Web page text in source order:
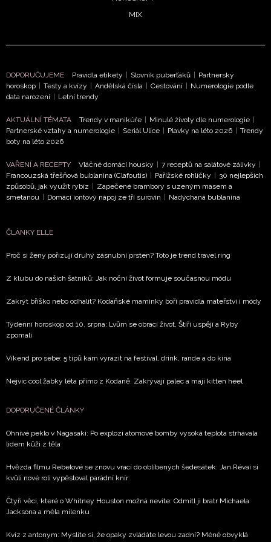
MIX
DOPORUČUJEME Pravidla etikety | Slovník puberťáků | Partnerský
horoskop | Testy a kvízy | Andělská čísla | Cestování | Numerologie podle
data narození | Letní trendy
AKTUÁLNÍ TÉMATA Trendy v manikúře | Minulé životy dle numerologie |
Partnerské vztahy a numerologie | Seriál Ulice | Plavky na léto 2026 | Trendy
boty na léto 2026
VAŘENÍ A RECEPTY Vláčné domácí housky | 7 receptů na salátové zálivky |
Francouzská třešňová bublanina (Clafoutis) | Pařížské rohlíčky | 30 nejlepších
způsobů, jak využít rybíz | Zapečené brambory s uzeným masem a
smetanou | Domácí iontový nápoj ze tří surovin | Nadýchaná bublanina
ČLÁNKY ELLE
Proč si ženy pořizují druhý zásnubní prsten? Toto je trend travel ring
Z klubu do našich šatníků: Jak noční život formuje současnou módu
Zakrýt bříško nebo odhalit? Kodaňské maminky boří pravidla mateřství i módy
Týdenní horoskop od 10. srpna: Lvům se obrací život, Štíři uspějí a Ryby
zpomalí
Víkend pro sebe: 5 tipů kam vyrazit na festival, drink, rande a do kina
Nejvíc cool žabky léta přímo z Kodaně. Zakrývají palec a mají kitten heel
DOPORUČENÉ ČLÁNKY
Ohnivé peklo v Nagasaki: Po explozi atomové bomby vysoká teplota strhávala
lidem kůži z těla
Hvězda filmu Rebelové se znovu vrací do oblíbených šedesátek: Jan Révai si
kvůli nové roli vypěstoval parádní knír
Čtyři věci, které o Whitney Houston možná nevíte: Odmítl ji bratr Michaela
Jacksona a měla milenku
Kvíz z antonym: Myslíte si, že opaky zvládáte levou zadní? Méně obvyklá